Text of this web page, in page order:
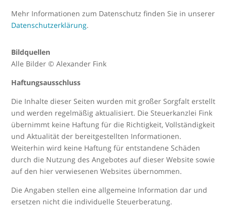
Mehr Informationen zum Datenschutz finden Sie in unserer
Datenschutzerklärung.
Bildquellen
Alle Bilder © Alexander Fink
Haftungsausschluss
Die Inhalte dieser Seiten wurden mit großer Sorgfalt erstellt
und werden regelmäßig aktualisiert. Die Steuerkanzlei Fink
übernimmt keine Haftung für die Richtigkeit, Vollständigkeit
und Aktualität der bereitgestellten Informationen.
Weiterhin wird keine Haftung für entstandene Schäden
durch die Nutzung des Angebotes auf dieser Website sowie
auf den hier verwiesenen Websites übernommen.
Die Angaben stellen eine allgemeine Information dar und
ersetzen nicht die individuelle Steuerberatung.